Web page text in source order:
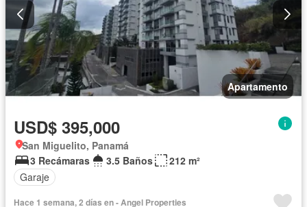
Apartamento
USD$ 395,000
San Miguelito, Panamá
3 Recámaras
3.5 Baños
212 m²
Garaje
Hace 1 semana, 2 días en - Angel Properties